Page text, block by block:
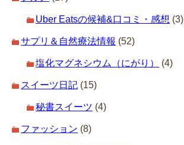
Uber Eatsの候補&口コミ・感想 (3)
サプリ＆自然療法情報 (52)
塩化マグネシウム（にがり） (4)
スイーツ日記 (15)
秘書スイーツ (4)
ファッション (8)